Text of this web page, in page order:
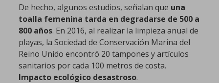
De hecho, algunos estudios, señalan que una
toalla femenina tarda en degradarse de 500 a
800 años. En 2016, al realizar la limpieza anual de
playas, la Sociedad de Conservación Marina del
Reino Unido encontró 20 tampones y artículos
sanitarios por cada 100 metros de costa.
Impacto ecológico desastroso.